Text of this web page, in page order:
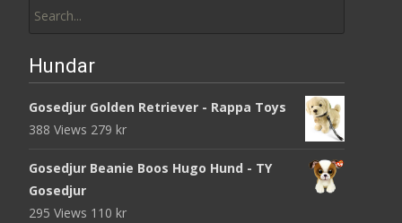
for:
Hundar
Gosedjur Golden Retriever - Rappa Toys
388 Views 279 kr
Gosedjur Beanie Boos Hugo Hund - TY
Gosedjur
295 Views 110 kr